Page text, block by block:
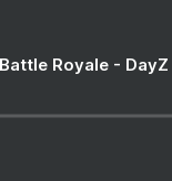
Royale - DayZ